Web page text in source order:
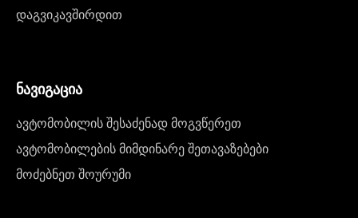
დაგვიკავშირდით
ნავიგაცია
ავტომობილის შესაძენად მოგვწერეთ
ავტომობილების მიმდინარე შეთავაზებები
მოძებნეთ შოურუმი